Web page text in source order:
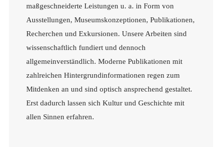
maßgeschneiderte Leistungen u. a. in Form von
Ausstellungen, Museumskonzeptionen, Publikationen,
Recherchen und Exkursionen. Unsere Arbeiten sind
wissenschaftlich fundiert und dennoch
allgemeinverständlich. Moderne Publikationen mit
zahlreichen Hintergrundinformationen regen zum
Mitdenken an und sind optisch ansprechend gestaltet.
Erst dadurch lassen sich Kultur und Geschichte mit
allen Sinnen erfahren.